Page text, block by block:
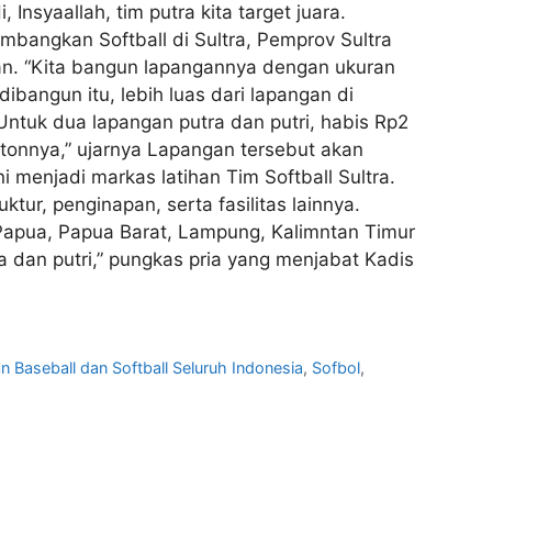
Insyaallah, tim putra kita target juara.
Softball di Sultra, Pemprov Sultra
“Kita bangun lapangannya dengan ukuran
itu, lebih luas dari lapangan di
dua lapangan putra dan putri, habis Rp2
ujarnya Lapangan tersebut akan
menjadi markas latihan Tim Softball Sultra.
penginapan, serta fasilitas lainnya.
Papua Barat, Lampung, Kalimntan Timur
putri,” pungkas pria yang menjabat Kadis
Baseball dan Softball Seluruh Indonesia, Sofbol,